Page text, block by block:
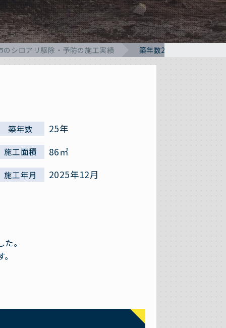
のシロアリ駆除・予防の施工実績 築年数25年のシロアリ予
築年数 25年
施工面積 86㎡
施工年月 2025年12月
。